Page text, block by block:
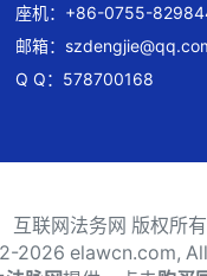
座机：+86-0755-
邮箱：
Q Q：578700168
互联网法务网 版权所有
2026 elawcn.com,